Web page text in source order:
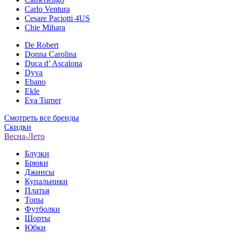
Carlo Ventura
Cesare Paciotti 4US
Chie Mihara
De Robert
Donna Carolina
Duca d’ Ascalona
Dyva
Ebano
Ekle
Eva Turner
Смотреть все бренды
Скидки
Весна-Лето
Блузки
Брюки
Джинсы
Купальники
Платья
Топы
Футболки
Шорты
Юбки